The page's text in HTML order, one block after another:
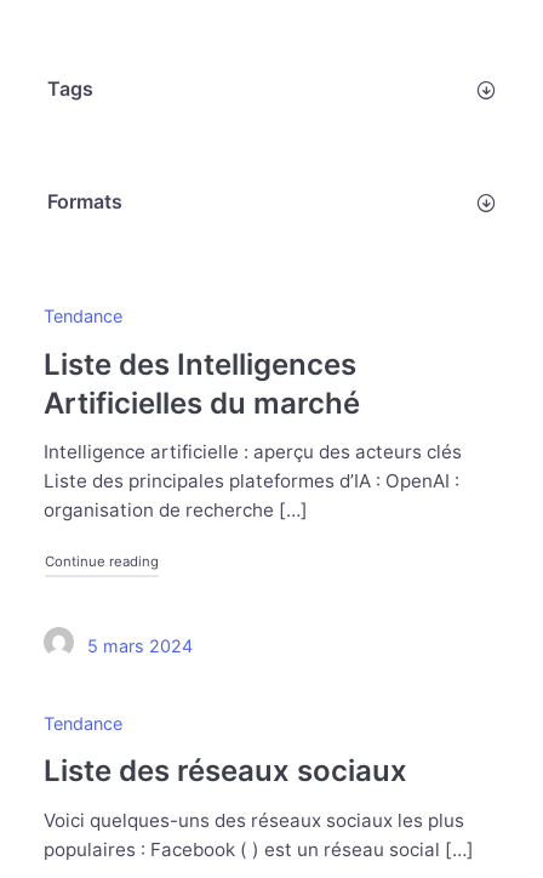
Tags
Formats
Tendance
Liste des Intelligences
Artificielles du marché
Intelligence artificielle : aperçu des acteurs clés
Liste des principales plateformes d’IA : OpenAI :
organisation de recherche […]
Continue reading
5 mars 2024
Tendance
Liste des réseaux sociaux
Voici quelques-uns des réseaux sociaux les plus
populaires : Facebook ( ) est un réseau social […]